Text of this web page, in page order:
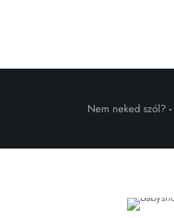
Nem neked szól?-